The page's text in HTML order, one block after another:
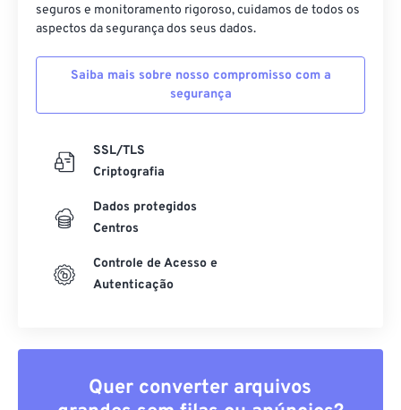
seguros e monitoramento rigoroso, cuidamos de todos os
aspectos da segurança dos seus dados.
Saiba mais sobre nosso compromisso com a
segurança
SSL/TLS
Criptografia
Dados protegidos
Centros
Controle de Acesso e
Autenticação
Quer converter arquivos